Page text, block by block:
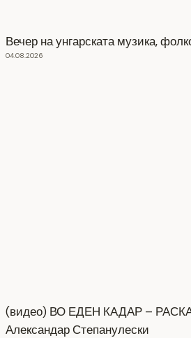
Вечер на унгарската музика,
04.08.2026
(видео) ВО ЕДЕН КАДАР –
Александар Степанулески